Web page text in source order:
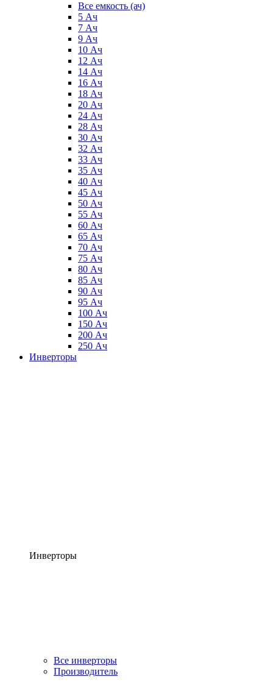
Все емкость (ач)
5 Ач
7 Ач
9 Ач
10 Ач
12 Ач
14 Ач
16 Ач
18 Ач
20 Ач
24 Ач
28 Ач
30 Ач
32 Ач
33 Ач
35 Ач
40 Ач
45 Ач
50 Ач
55 Ач
60 Ач
65 Ач
70 Ач
75 Ач
80 Ач
85 Ач
90 Ач
95 Ач
100 Ач
150 Ач
200 Ач
250 Ач
Инверторы
Инверторы
Все инверторы
Производитель